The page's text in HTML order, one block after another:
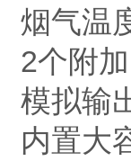
烟气温
2个附
模拟输
内置大